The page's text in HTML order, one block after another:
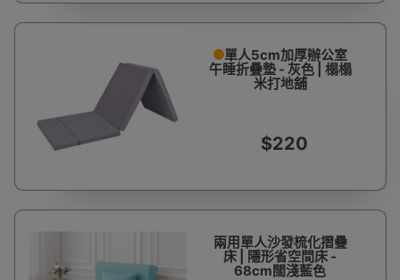
單人5cm加厚辦公室
午睡折疊墊 - 灰色 | 榻榻
米打地舖
$220
兩用單人沙發梳化摺疊
床 | 隱形省空間床 -
68cm闊淺藍色